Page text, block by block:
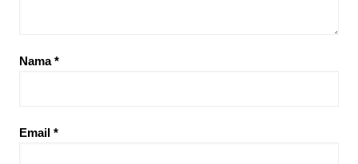
Nama*
Email *